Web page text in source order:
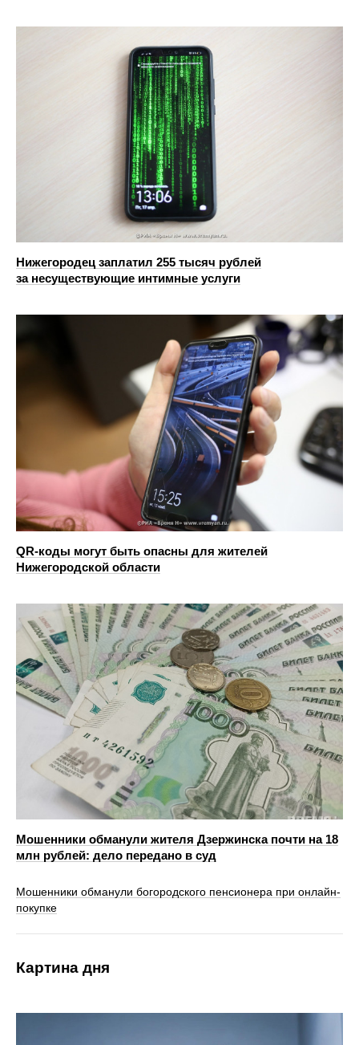
Нижегородец заплатил 255 тысяч рублей
за несуществующие интимные услуги
QR-коды могут быть опасны для жителей
Нижегородской области
Мошенники обманули жителя Дзержинска почти на 18
млн рублей: дело передано в суд
Мошенники обманули богородского пенсионера при онлайн-
покупке
Картина дня